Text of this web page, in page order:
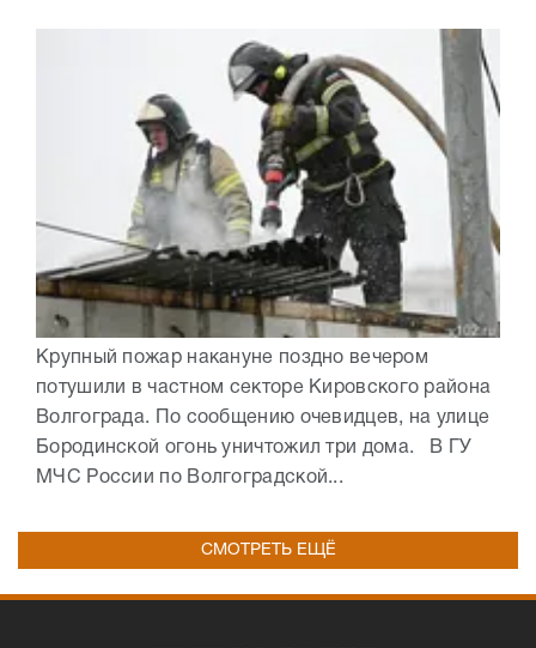
Крупный пожар накануне поздно вечером
потушили в частном секторе Кировского района
Волгограда. По сообщению очевидцев, на улице
Бородинской огонь уничтожил три дома. В ГУ
МЧС России по Волгоградской...
СМОТРЕТЬ ЕЩЁ